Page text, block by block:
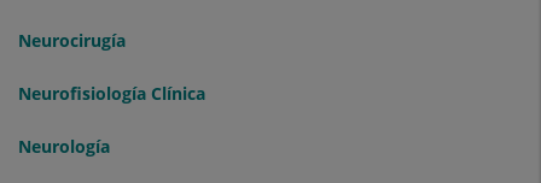
Neurocirugía
Neurofisiología Clínica
Neurología